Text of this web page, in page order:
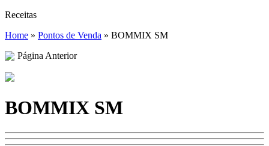
Receitas
Home » Pontos de Venda » BOMMIX SM
Página Anterior
BOMMIX SM